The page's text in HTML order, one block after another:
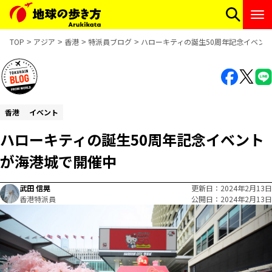
TOP アジア 香港 特派員ブログ ハローキティの誕生50周年記念イベン
香港 イベント
ハローキティの誕生50周年記念イベント
が海港城で開催中
武田 信晃
香港特派員
更新日
2024年2月13日
公開日
2024年2月13日